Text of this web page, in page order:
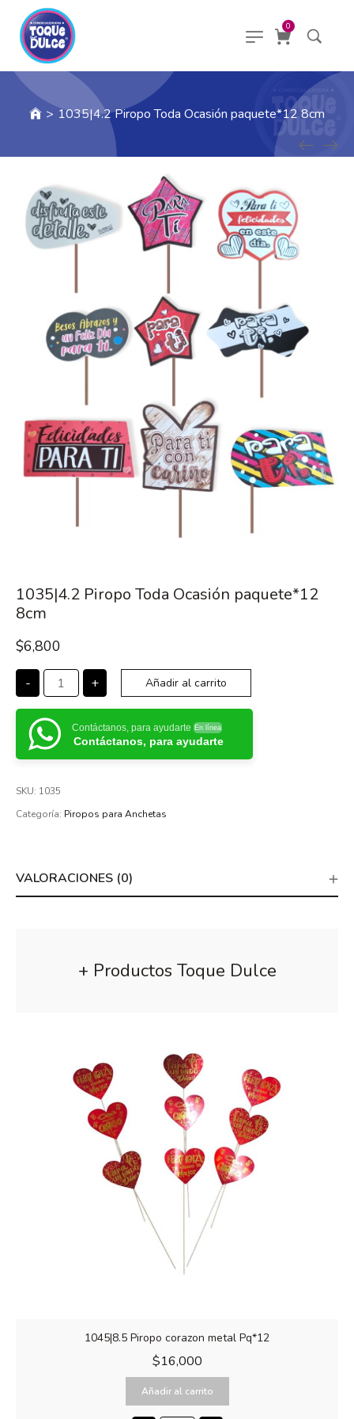
0
> 1035|4.2 Piropo Toda Ocasión paquete*12 8cm
1035|4.2 Piropo Toda Ocasión paquete*12
8cm
$6,800
- + Añadir al carrito
Contáctanos, para ayudarte En línea
Contáctanos, para ayudarte
SKU: 1035
Categoría: Piropos para Anchetas
VALORACIONES (0)
+ Productos Toque Dulce
1045|8.5 Piropo corazon metal Pq*12
$16,000
Añadir al carrito